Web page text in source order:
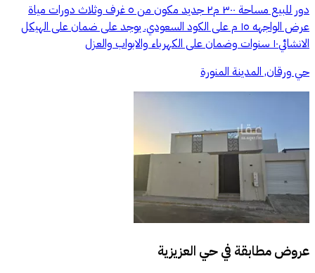
دور للبيع مساحة ٣٠٠ م٢ جديد مكون من ٥ غرف وثلاث دورات مياة
عرض الواجهه ١٥ م على الكود السعودي. يوجد على ضمان على الهيكل
الانشائي١٠ سنوات وضمان على الكهرباء والابواب والعزل
حي ورقان, المدينة المنورة
عروض مطابقة فيحي العزيزية